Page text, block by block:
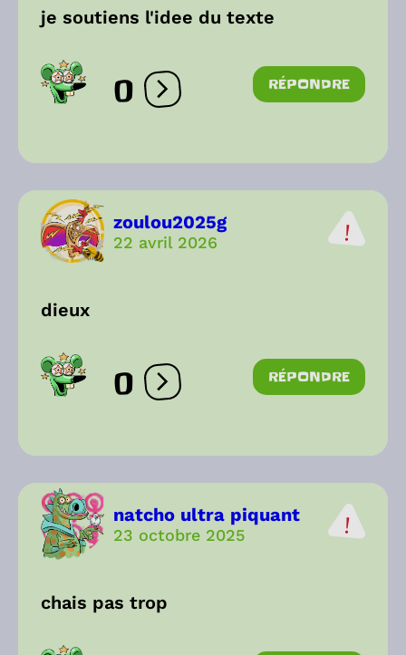
je soutiens l'idee du texte
0 Ouvrir les réactions
RÉPONDRE
zoulou2025g
22 avril 2026
dieux
0 Ouvrir les réactions
RÉPONDRE
natcho ultra piquant
23 octobre 2025
chais pas trop